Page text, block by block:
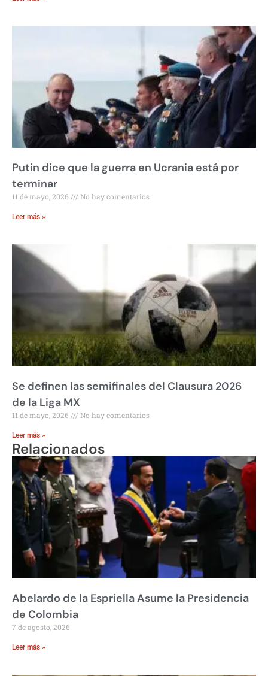
Putin dice que la guerra en Ucrania está por
terminar
11 de mayo, 2026 No hay comentarios
Leer más »
Se definen las semifinales del Clausura 2026
de la Liga MX
11 de mayo, 2026 No hay comentarios
Leer más »
Relacionados
Abelardo de la Espriella Asume la Presidencia
de Colombia
7 de agosto, 2026
Leer más »